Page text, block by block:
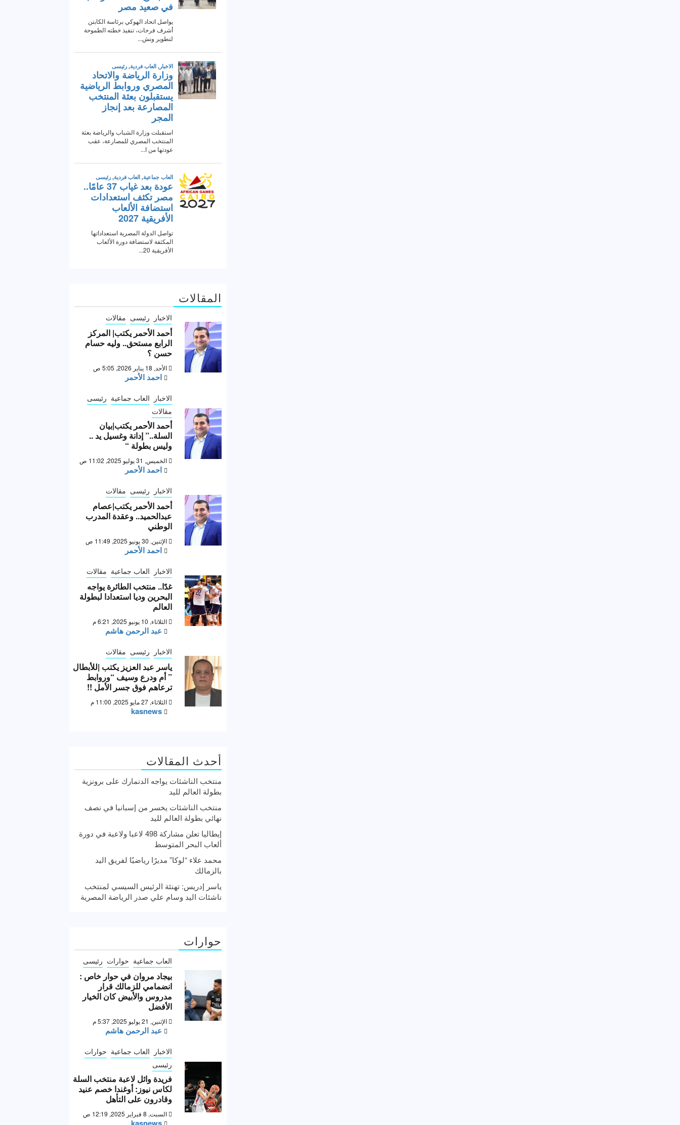
المقالات
الاخبار رئيسى مقالات
أحمد الأحمر يكتب| المركز
الرابع مستحق.. وليه حسام
حسن ؟
الأحد, 18 يناير 2026, 5:05 ص
احمد الأحمر
الاخبار العاب جماعية رئيسى
مقالات
أحمد الأحمر يكتب|بيان
السلة..” إدانة وغسيل يد ..
وليس بطولة “
الخميس, 31 يوليو 2025, 11:02 ص
احمد الأحمر
الاخبار رئيسى مقالات
أحمد الأحمر يكتب|عصام
عبدالحميد.. وعقدة المدرب
الوطني
الإثنين, 30 يونيو 2025, 11:49 ص
احمد الأحمر
الاخبار العاب جماعية مقالات
غدًا.. منتخب الطائرة يواجه
البحرين وديا استعدادا لبطولة
العالم
الثلاثاء, 10 يونيو 2025, 6:21 م
عبد الرحمن هاشم
الاخبار رئيسى مقالات
ياسر عبد العزيز يكتب |للأبطال
” أم ودرع وسيف “وروابط
ترعاهم فوق جسر الأمل !!
الثلاثاء, 27 مايو 2025, 11:00 م
kasnews
أحدث المقالات
منتخب الناشئات يواجه الدنمارك على برونزية
بطولة العالم لليد
منتخب الناشئات يخسر من إسبانيا في نصف
نهائي بطولة العالم لليد
إيطاليا تعلن مشاركة 498 لاعبا ولاعبة في دورة
ألعاب البحر المتوسط
محمد علاء “لوكا” مديرًا رياضيًا لفريق اليد
بالزمالك
ياسر إدريس: تهنئة الرئيس السيسي لمنتخب
ناشئات اليد وسام علي صدر الرياضة المصرية
حوارات
العاب جماعية حوارات رئيسى
بيجاد مروان في حوار خاص :
انضمامي للزمالك قرار
مدروس والأبيض كان الخيار
الأفضل
الإثنين, 21 يوليو 2025, 5:37 م
عبد الرحمن هاشم
الاخبار العاب جماعية حوارات
رئيسى
فريدة وائل لاعبة منتخب السلة
لكاس نيوز: أوغندا خصم عنيد
وقادرون على التأهل
السبت, 8 فبراير 2025, 12:19 ص